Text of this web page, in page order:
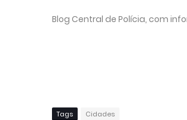
Blog Central de Polícia, com
Tags Cidades